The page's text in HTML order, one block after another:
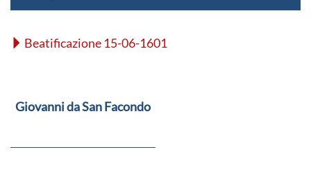
Beatificazione 15-06-1601
Giovanni da San Facondo